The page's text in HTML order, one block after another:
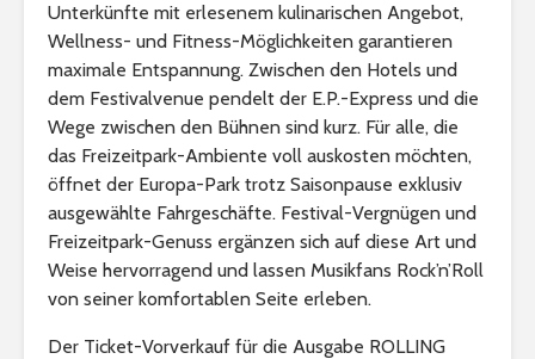
Unterkünfte mit erlesenem kulinarischen Angebot,
Wellness- und Fitness-Möglichkeiten garantieren
maximale Entspannung. Zwischen den Hotels und
dem Festivalvenue pendelt der E.P.-Express und die
Wege zwischen den Bühnen sind kurz. Für alle, die
das Freizeitpark-Ambiente voll auskosten möchten,
öffnet der Europa-Park trotz Saisonpause exklusiv
ausgewählte Fahrgeschäfte. Festival-Vergnügen und
Freizeitpark-Genuss ergänzen sich auf diese Art und
Weise hervorragend und lassen Musikfans Rock’n’Roll
von seiner komfortablen Seite erleben.
Der Ticket-Vorverkauf für die Ausgabe ROLLING